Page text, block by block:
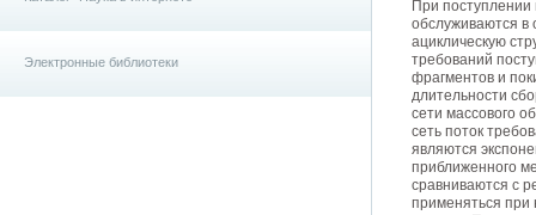
Электронные библиотеки
При
обслуживаются в
ациклическую
требований
фрагментов и
длительности
сети массового
сеть поток
являются
приближенного
сравниваются с
применяться при